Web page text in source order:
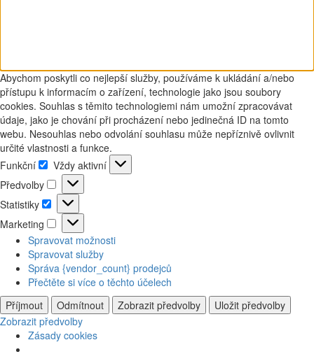
Abychom poskytli co nejlepší služby, používáme k ukládání a/nebo
přístupu k informacím o zařízení, technologie jako jsou soubory
cookies. Souhlas s těmito technologiemi nám umožní zpracovávat
údaje, jako je chování při procházení nebo jedinečná ID na tomto
webu. Nesouhlas nebo odvolání souhlasu může nepříznivě ovlivnit
určité vlastnosti a funkce.
Funkční
Funkční
Vždy aktivní
Předvolby
Předvolby
Statistiky
Statistiky
Marketing
Marketing
Spravovat možnosti
Spravovat služby
Správa {vendor_count} prodejců
Přečtěte si více o těchto účelech
Příjmout
Odmítnout Zobrazit předvolby
Uložit předvolby
Zobrazit předvolby
Zásady cookies